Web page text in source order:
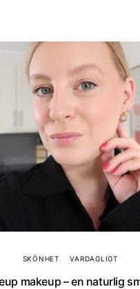
SKÖNHET VARDAGLIGT
makeup – en naturlig